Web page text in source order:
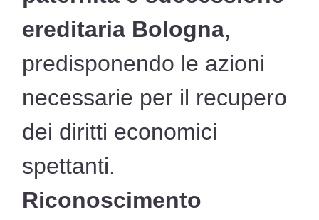
ereditaria Bologna,
predisponendo le azioni
necessarie per il recupero
dei diritti economici
spettanti.
Riconoscimento